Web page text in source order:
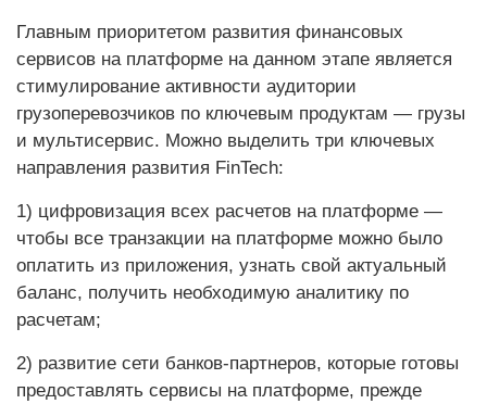
Главным приоритетом развития финансовых
сервисов на платформе на данном этапе является
стимулирование активности аудитории
грузоперевозчиков по ключевым продуктам — грузы
и мультисервис. Можно выделить три ключевых
направления развития FinTech:
1) цифровизация всех расчетов на платформе —
чтобы все транзакции на платформе можно было
оплатить из приложения, узнать свой актуальный
баланс, получить необходимую аналитику по
расчетам;
2) развитие сети банков-партнеров, которые готовы
предоставлять сервисы на платформе, прежде